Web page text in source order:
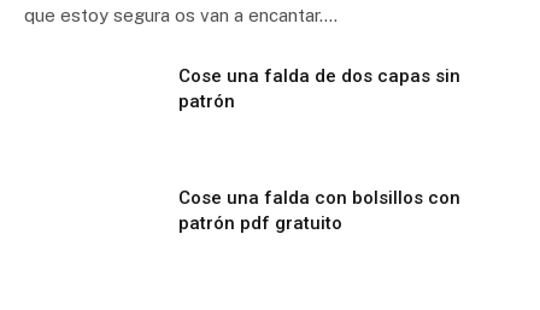
que estoy segura os van a encantar.…
Cose una falda de dos capas sin
patrón
Cose una falda con bolsillos con
patrón pdf gratuito